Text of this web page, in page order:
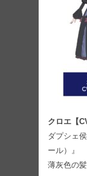
クロエ【
ダプシェ
ール）』
薄灰色の